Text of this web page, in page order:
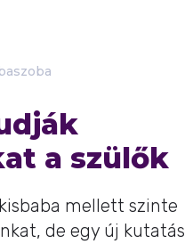
a szülők
mellett szinte
de egy új kutatás